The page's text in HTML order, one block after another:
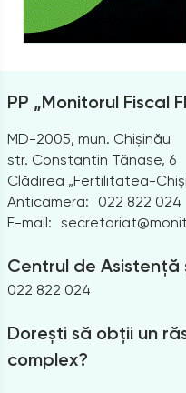
PP „Monitorul Fiscal
MD-2005, mun. Chișinău
str. Constantin Tănase, 6
Clădirea „Fertilitatea-
Anticamera:
022 822 024
E-mail:
Centrul de Asistență
022 822 024
Dorești să obții un
complex?